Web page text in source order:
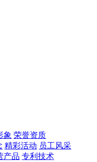
象 荣誉资质
精彩活动 员工风采
产品 专利技术